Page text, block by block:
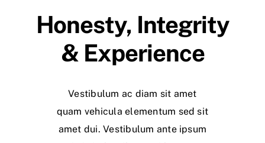
Honesty, Integrity
& Experience
Vestibulum ac diam sit amet
quam vehicula elementum sed sit
amet dui. Vestibulum ante ipsum